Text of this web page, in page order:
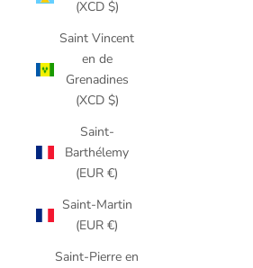
(XCD $)
Saint Vincent
en de
Grenadines
(XCD $)
Saint-
Barthélemy
(EUR €)
Saint-Martin
(EUR €)
Saint-Pierre en